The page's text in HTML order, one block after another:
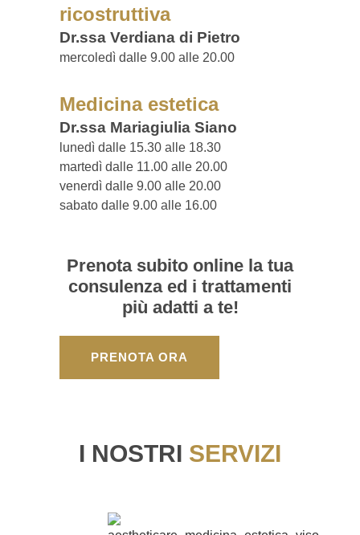
ricostruttiva
Dr.ssa Verdiana di Pietro
mercoledì dalle 9.00 alle 20.00
Medicina estetica
Dr.ssa Mariagiulia Siano
lunedì dalle 15.30 alle 18.30
martedì dalle 11.00 alle 20.00
venerdì dalle 9.00 alle 20.00
sabato dalle 9.00 alle 16.00
Prenota subito online la tua
consulenza ed i trattamenti
più adatti a te!
PRENOTA ORA
I NOSTRI SERVIZI